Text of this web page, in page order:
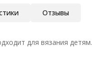
Отзывы
для вязания детям.